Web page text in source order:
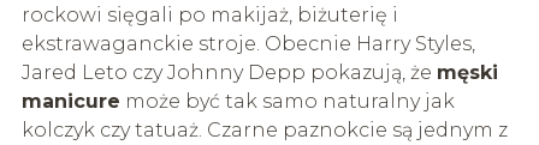
rockowi sięgali po makijaż, biżuterię i
ekstrawaganckie stroje. Obecnie Harry Styles,
Jared Leto czy Johnny Depp pokazują, że męski
manicure może być tak samo naturalny jak
kolczyk czy tatuaż. Czarne paznokcie są jednym z